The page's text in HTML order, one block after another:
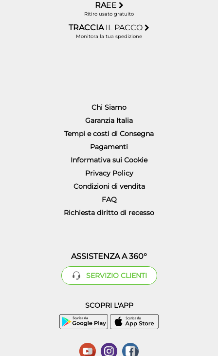
RAEE
Ritiro usato gratuito
TRACCIA IL PACCO
Monitora la tua spedizione
Chi Siamo
Garanzia Italia
Tempi e costi di Consegna
Pagamenti
Informativa sui Cookie
Privacy Policy
Condizioni di vendita
FAQ
Richiesta diritto di recesso
ASSISTENZA A 360°
SERVIZIO CLIENTI
SCOPRI L'APP